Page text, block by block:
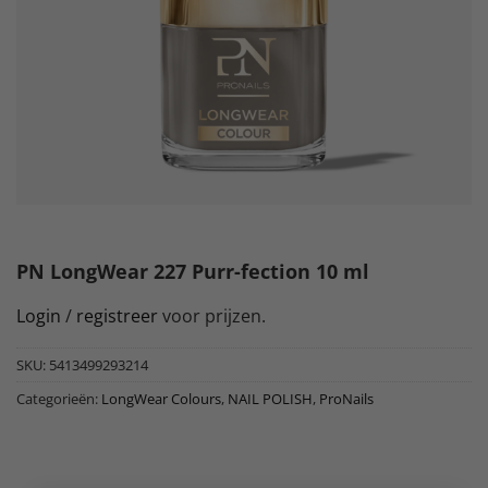
PN LongWear 227 Purr-fection 10 ml
Login / registreer voor prijzen.
SKU: 5413499293214
Categorieën: LongWear Colours, NAIL POLISH, ProNails